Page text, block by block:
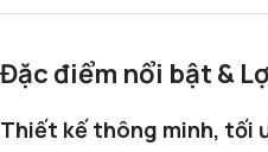
Đặc điểm nổi bật &
Thiết kế thông minh, tối